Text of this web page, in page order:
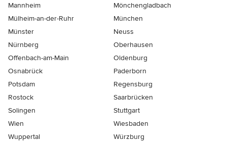
Mannheim
Mönchen­gladbach
Mülheim-an-der-Ruhr
München
Münster
Neuss
Nürnberg
Oberhausen
Offenbach-am-Main
Oldenburg
Osnabrück
Paderborn
Potsdam
Regensburg
Rostock
Saarbrücken
Solingen
Stuttgart
Wien
Wiesbaden
Wuppertal
Würzburg